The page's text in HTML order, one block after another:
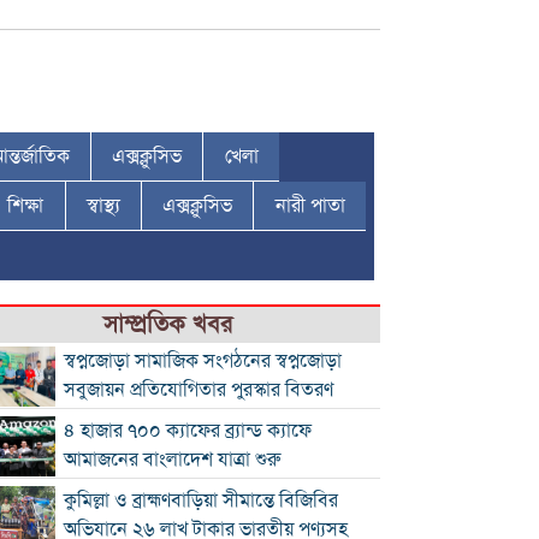
এক্সক্লুসিভ খেলা
শিক্ষা স্বাস্থ্য এক্সক্লুসিভ নারী পাতা
সাম্প্রতিক খবর
স্বপ্নজোড়া সামাজিক সংগঠনের স্বপ্নজোড়া
সবুজায়ন প্রতিযোগিতার পুরস্কার বিতরণ
৪ হাজার ৭০০ ক্যাফের ব্র্যান্ড ক্যাফে
আমাজনের বাংলাদেশ যাত্রা শুরু
কুমিল্লা ও ব্রাহ্মণবাড়িয়া সীমান্তে বিজিবির
অভিযানে ২৬ লাখ টাকার ভারতীয় পণ্যসহ